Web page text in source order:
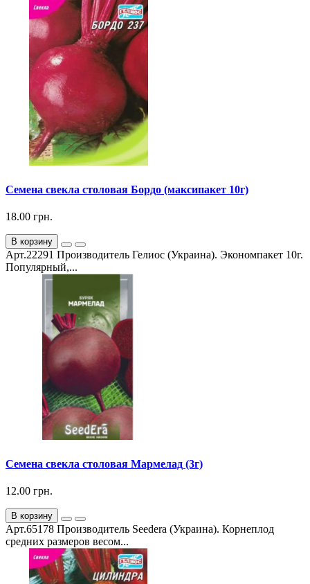
Семена свекла столовая Бордо (максипакет 10г)
18.00 грн.
В корзину
Арт.22291 Производитель Гелиос (Украина). Экономпакет 10г.
Популярный,...
Семена свекла столовая Мармелад (3г)
12.00 грн.
В корзину
Арт.65178 Производитель Seedera (Украина). Корнеплод
средних размеров весом...